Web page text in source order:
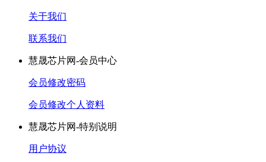
关于我们
联系我们
慧晟芯片网-会员中心
会员修改密码
会员修改个人资料
慧晟芯片网-特别说明
用户协议